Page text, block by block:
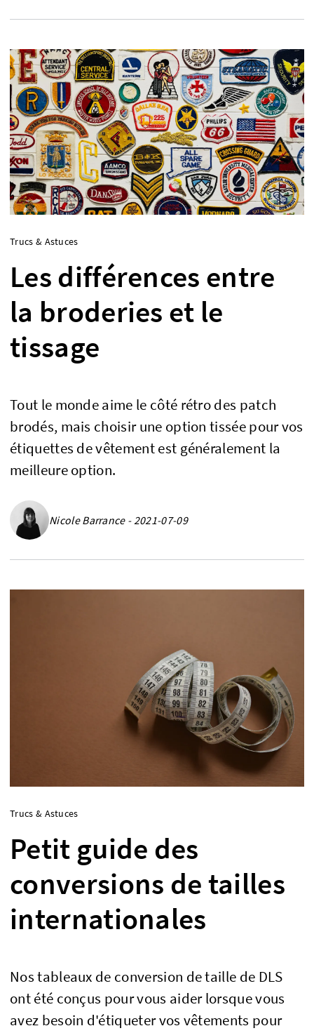
Trucs & Astuces
Les différences entre
la broderies et le
tissage
Tout le monde aime le côté rétro des patch
brodés, mais choisir une option tissée pour vos
étiquettes de vêtement est généralement la
meilleure option.
Nicole Barrance - 2021-07-09
Trucs & Astuces
Petit guide des
conversions de tailles
internationales
Nos tableaux de conversion de taille de DLS
ont été conçus pour vous aider lorsque vous
avez besoin d'étiqueter vos vêtements pour